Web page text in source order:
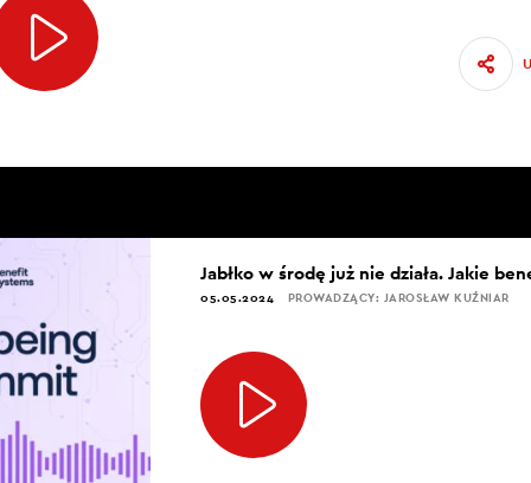
Jabłko w środę już nie działa. Jakie
05.05.2024 PROWADZĄCY: JAROSŁAW KUŹNIAR